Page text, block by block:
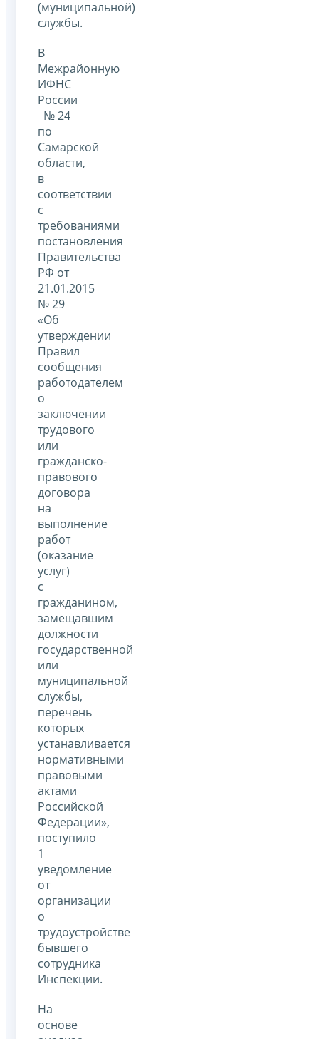
(муниципальной)
службы.
В
Межрайонную
ИФНС
России
№ 24
по
Самарской
области,
в
соответствии
с
требованиями
постановления
Правительства
РФ от
21.01.2015
№ 29
«Об
утверждении
Правил
сообщения
работодателем
о
заключении
трудового
или
гражданско-
правового
договора
на
выполнение
работ
(оказание
услуг)
с
гражданином,
замещавшим
должности
государственной
или
муниципальной
службы,
перечень
которых
устанавливается
нормативными
правовыми
актами
Российской
Федерации»,
поступило
1
уведомление
от
организации
о
трудоустройстве
бывшего
сотрудника
Инспекции.
На
основе